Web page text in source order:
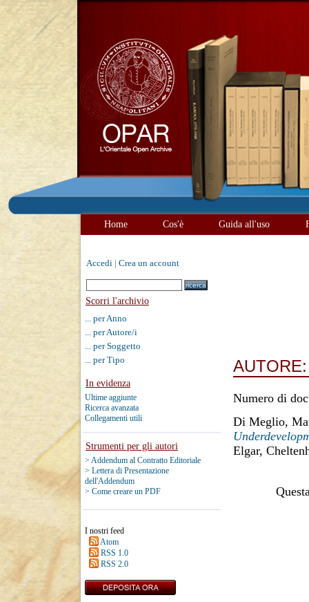
Home Cos'è Guida all'uso
Accedi Crea un account
Scorri l'archivio
... per Anno
... per Autore/i
... per Soggetto
... per Tipo
In evidenza
Ultime aggiunte
Ricerca avanzata
Collegamenti utili
Strumenti per gli autori
> Addendum al Contratto Editoriale
> Lettera di Presentazione
dell'Addendum
> Come creare un PDF
I nostri feed
Atom
RSS 1.0
RSS 2.0
Numero di
Di Meglio,
Elgar,